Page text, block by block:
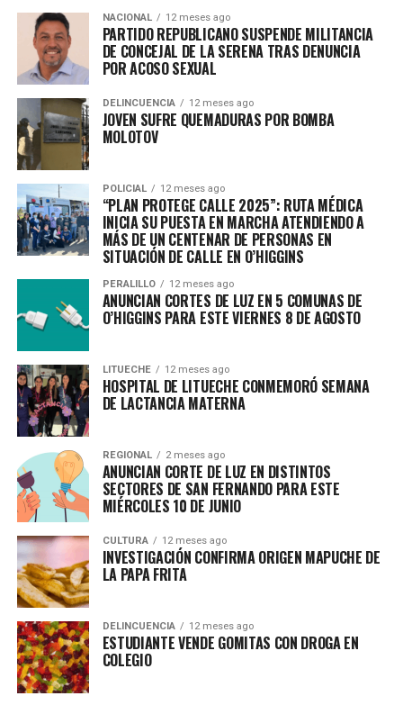
UP NEXT
APRUEBAN PROYECTO QUE PROHÍBE TESTEO ANIMAL EN
PRODUCTOS COSMÉTICOS
“ESTOY POR LA DESPENALIZACIÓN Y QUE A LAS MUJERES
NO LAS LLEVEN DETENIDAS POR ESTO”: PROVOSTE Y
ABORTO
NACIONAL 12 meses ago
PARTIDO REPUBLICANO SUSPENDE MILITANCIA
DE CONCEJAL DE LA SERENA TRAS DENUNCIA
POR ACOSO SEXUAL
DELINCUENCIA 12 meses ago
JOVEN SUFRE QUEMADURAS POR BOMBA
MOLOTOV
POLICIAL 12 meses ago
“PLAN PROTEGE CALLE 2025”: RUTA MÉDICA
INICIA SU PUESTA EN MARCHA ATENDIENDO A
MÁS DE UN CENTENAR DE PERSONAS EN
SITUACIÓN DE CALLE EN O’HIGGINS
PERALILLO 12 meses ago
ANUNCIAN CORTES DE LUZ EN 5 COMUNAS DE
O’HIGGINS PARA ESTE VIERNES 8 DE AGOSTO
LITUECHE 12 meses ago
HOSPITAL DE LITUECHE CONMEMORÓ SEMANA
DE LACTANCIA MATERNA
REGIONAL 2 meses ago
ANUNCIAN CORTE DE LUZ EN DISTINTOS
SECTORES DE SAN FERNANDO PARA ESTE
MIÉRCOLES 10 DE JUNIO
CULTURA 12 meses ago
INVESTIGACIÓN CONFIRMA ORIGEN MAPUCHE DE
LA PAPA FRITA
DELINCUENCIA 12 meses ago
ESTUDIANTE VENDE GOMITAS CON DROGA EN
COLEGIO